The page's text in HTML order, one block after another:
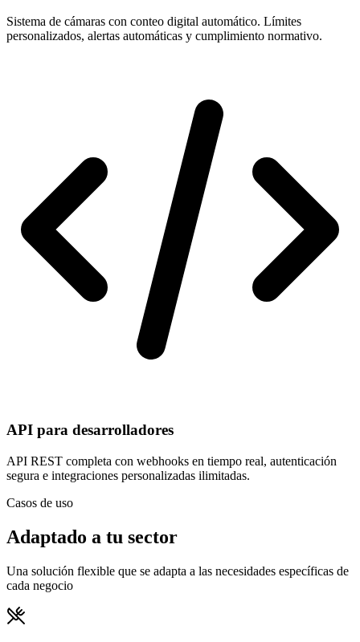
Sistema de cámaras con conteo digital automático. Límites
personalizados, alertas automáticas y cumplimiento normativo.
API para desarrolladores
API REST completa con webhooks en tiempo real, autenticación
segura e integraciones personalizadas ilimitadas.
Casos de uso
Adaptado a tu sector
Una solución flexible que se adapta a las necesidades específicas de
cada negocio